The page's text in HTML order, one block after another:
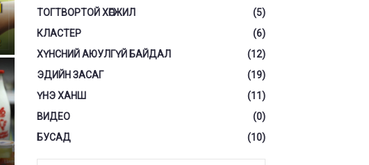
ТОГТВОРТОЙ ХӨГЖИЛ
(5)
КЛАСТЕР
(6)
ХҮНСНИЙ АЮУЛГҮЙ БАЙДАЛ
(12)
ЭДИЙН ЗАСАГ
(19)
ҮНЭ ХАНШ
(11)
ВИДЕО
(0)
БУСАД
(10)